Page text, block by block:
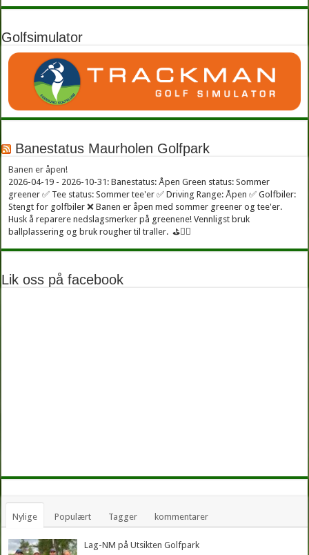
Golfsimulator
Banestatus Maurholen Golfpark
Banen er åpen!
2026-04-19 - 2026-10-31: Banestatus: Åpen Green status: Sommer
greener ✅ Tee status: Sommer tee'er ✅ Driving Range: Åpen ✅ Golfbiler:
Stengt for golfbiler ❌ Banen er åpen med sommer greener og tee'er.
Husk å reparere nedslagsmerker på greenene! Vennligst bruk
ballplassering og bruk rougher til traller. ⛳🏌️‍♂
Lik oss på facebook
Nylige Populært Tagger kommentarer
Lag-NM på Utsikten Golfpark